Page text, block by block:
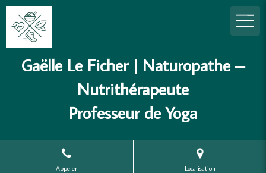
Gaëlle Le Ficher | Naturopathe –
Nutrithérapeute
Professeur de Yoga
Appeler Localisation